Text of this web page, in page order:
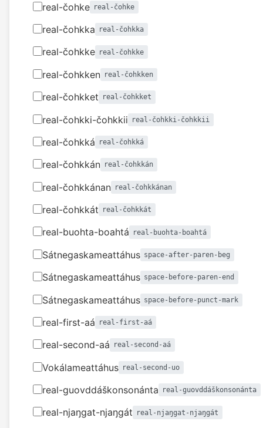
real-čohke real-čohke
real-čohkka real-čohkka
real-čohkke real-čohkke
real-čohkken real-čohkken
real-čohkket real-čohkket
real-čohkki-čohkkii real-čohkki-čohkkii
real-čohkká real-čohkká
real-čohkkán real-čohkkán
real-čohkkánan real-čohkkánan
real-čohkkát real-čohkkát
real-buohta-boahtá real-buohta-boahtá
Sátnegaskameattáhus space-after-paren-beg
Sátnegaskameattáhus space-before-paren-end
Sátnegaskameattáhus space-before-punct-mark
real-first-aá real-first-aá
real-second-aá real-second-aá
Vokálameattáhus real-second-uo
real-guovddáškonsonánta real-guovddáškonsonánta
real-njaŋgat-njaŋgát real-njaŋgat-njaŋgát